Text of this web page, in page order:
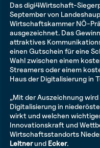
Das digi4Wirtschaft-
September von
Wirtschaftskammer NÖ-
ausgezeichnet. Das
attraktives
einen Gutschein für eine
Wahl zwischen einem
Streamers oder einem
Haus der Digitalisierung in
„Mit der Auszeichnung
Digitalisierung in
wirkt und welchen
Innovationskraft und
Wirtschaftsstandorts
Leitnerund Ecker.